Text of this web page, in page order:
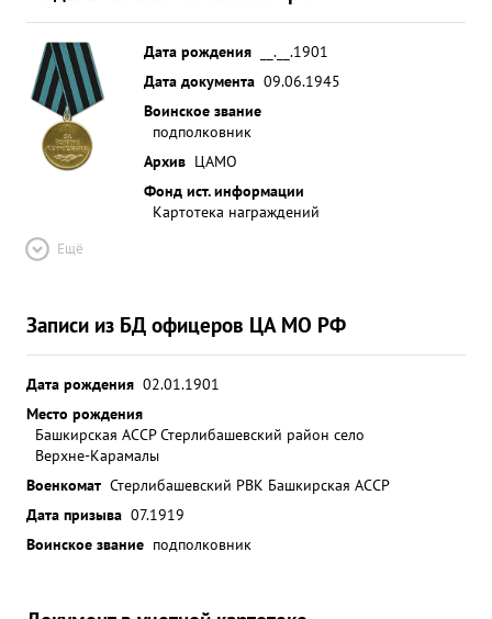
Дата рождения
__.__.1901
Дата документа 09.06.1945
Воинское звание
подполковник
Архив ЦАМО
Фонд ист. информации
Картотека награждений
Ещё
Записи из БД офицеров ЦА МО РФ
Дата рождения 02.01.1901
Место рождения
Башкирская АССР Стерлибашевский район село
Верхне-Карамалы
Военкомат Стерлибашевский РВК Башкирская АССР
Дата призыва 07.1919
Воинское звание подполковник